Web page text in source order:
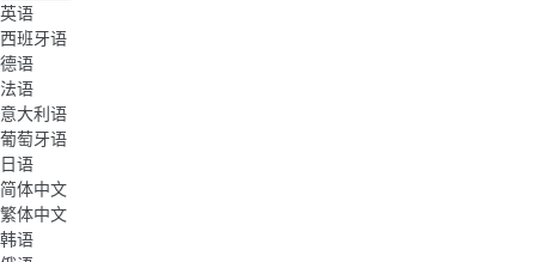
英语
西班牙语
德语
法语
意大利语
葡萄牙语
日语
简体中文
繁体中文
韩语